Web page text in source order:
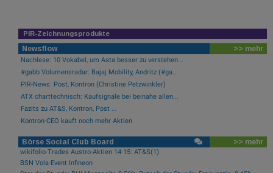
PIR-Zeichnungsprodukte
Newsflow >> mehr
Nachlese: 10 Vokabel, um Asta besser zu verstehen...
#gabb Volumensradar: Bajaj Mobility, Andritz (#ga...
PIR-News: Post, Kontron (Christine Petzwinkler)
ATX charttechnisch: Kaufsignale bei beinahe allen...
Fazits zu AT&S, Kontron, Post ...
Kontron-CEO kauft noch mehr Aktien
Börse Social Club Board >> mehr
wikifolio-Trades Austro-Aktien 14-15: AT&S(1)
BSN Vola-Event Infineon